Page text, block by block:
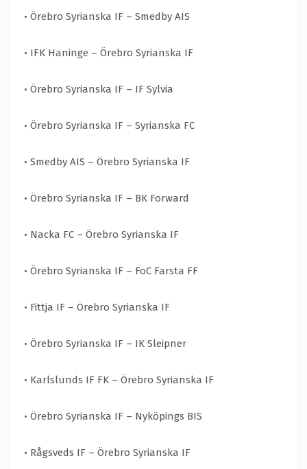
• Örebro Syrianska IF – Smedby AIS
• IFK Haninge – Örebro Syrianska IF
• Örebro Syrianska IF – IF Sylvia
• Örebro Syrianska IF – Syrianska FC
• Smedby AIS – Örebro Syrianska IF
• Örebro Syrianska IF – BK Forward
• Nacka FC – Örebro Syrianska IF
• Örebro Syrianska IF – FoC Farsta FF
• Fittja IF – Örebro Syrianska IF
• Örebro Syrianska IF – IK Sleipner
• Karlslunds IF FK – Örebro Syrianska IF
• Örebro Syrianska IF – Nyköpings BIS
• Rågsveds IF – Örebro Syrianska IF